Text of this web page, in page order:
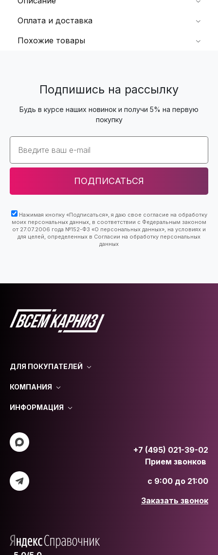
Оплата и доставка
Похожие товары
Подпишись на рассылку
Будь в курсе наших новинок и получи 5% на первую
покупку
Email
ПОДПИСАТЬСЯ
Нажимая кнопку «Подписаться», я даю свое согласие на обработку
моих персональных данных, в соответствии с Федеральным законом
от 27.07.2006 года №152-ФЗ «О персональных данных», на условиях и
для целей, определенных в Согласии на обработку персональных
данных
ДЛЯ ПОКУПАТЕЛЕЙ
КОМПАНИЯ
ИНФОРМАЦИЯ
+7 (495) 021-39-02
Прием звонков
с 9:00 до 21:00
Заказать звонок